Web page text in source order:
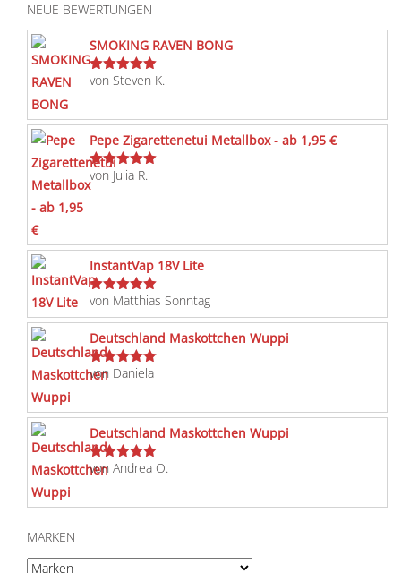
NEUE BEWERTUNGEN
SMOKING RAVEN BONG
Bewertet
von Steven K.
Pepe Zigarettenetui Metallbox - ab 1,95 €
Bewertet
mit
von Julia R.
InstantVap 18V Lite
Bewertet
mit5von 5
von Matthias Sonntag
Deutschland Maskottchen Wuppi
Bewertet
von Daniela
Deutschland Maskottchen Wuppi
Bewertet
von Andrea O.
MARKEN